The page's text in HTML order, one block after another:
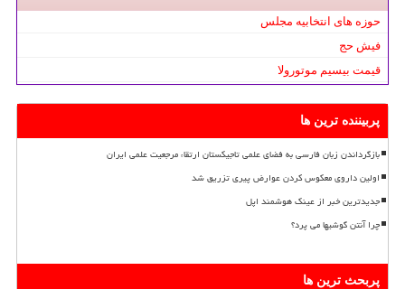
حوزه های انتخابیه مجلس
فیش حج
قیمت بیسیم موتورولا
پربیننده ترین ها
بازگرداندن زبان فارسی به فضای علمی تاجیکستان ارتقاء مرجعیت علمی ایران
اولین داروی معکوس کردن عوارض پیری تزریق شد
جدیدترین خبر از عینک هوشمند اپل
چرا آنتن گوشیها می پرد؟
پربحث ترین ها